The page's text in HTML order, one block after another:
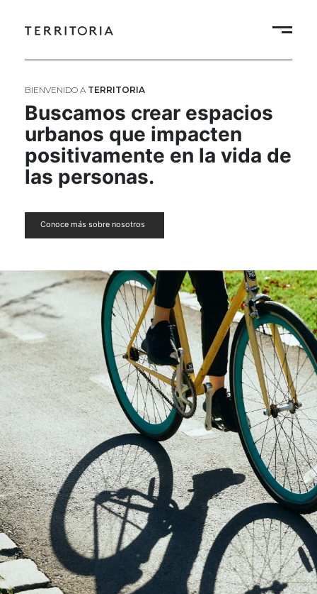
BIENVENIDO A TERRITORIA
Buscamos crear espacios
urbanos que impacten
positivamente en la vida de
las personas.
Conoce más sobre nosotros